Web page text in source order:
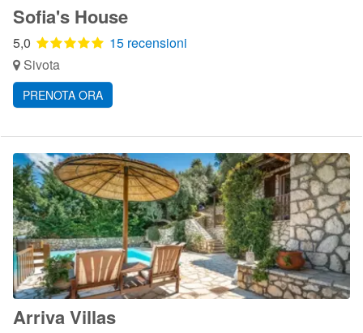
Sofia's House
5,0
15 recensioni
Sivota
PRENOTA ORA
Arriva Villas